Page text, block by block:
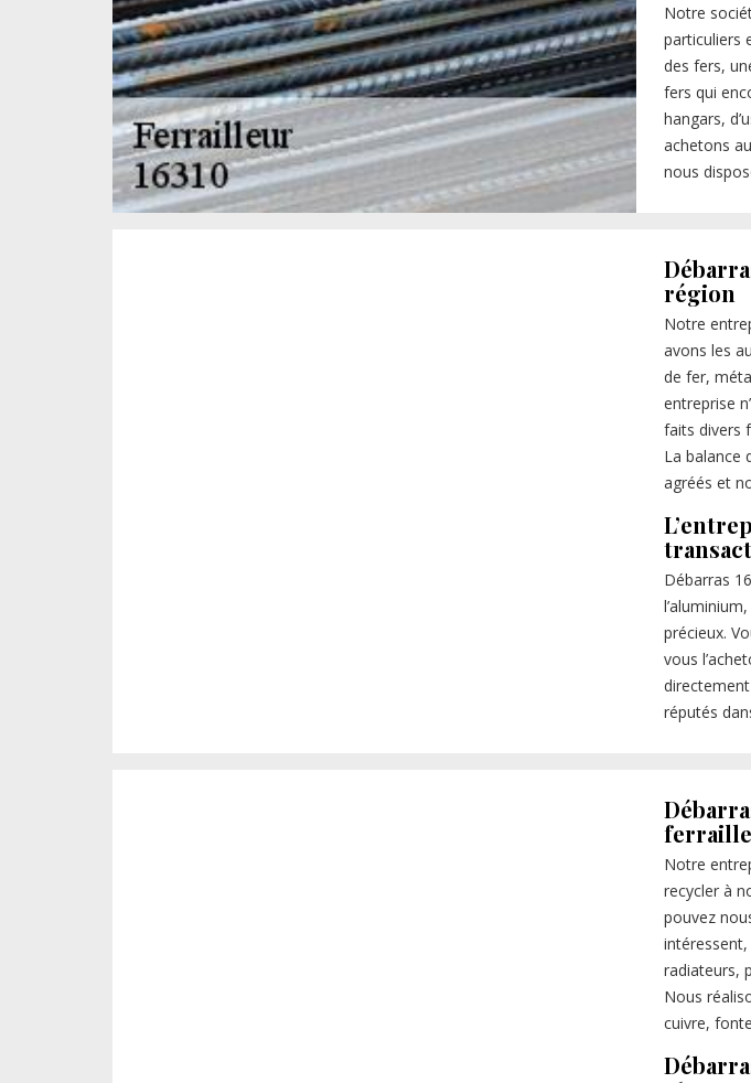
Notre
particuliers
des fers,
fers qui
hangars,
achetons
nous
région
Notre
avons les
de fer,
entreprise
faits divers
La balance
agréés et
Débarras
précieux.
vous
réputés
Notre
recycler à
pouvez
radiateurs,
Nous
cuivre,